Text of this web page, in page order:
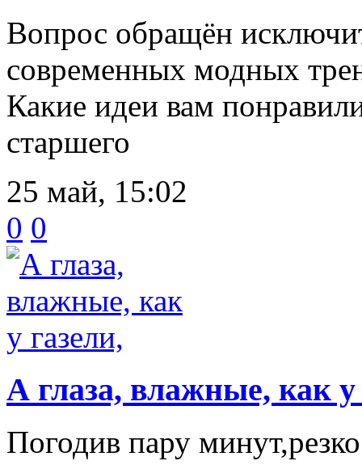
Вопрос обращён
современных модных
Какие идеи вам
старшего
25 май, 15:02
0 0
А глаза, влажные, как у
Погодив пару